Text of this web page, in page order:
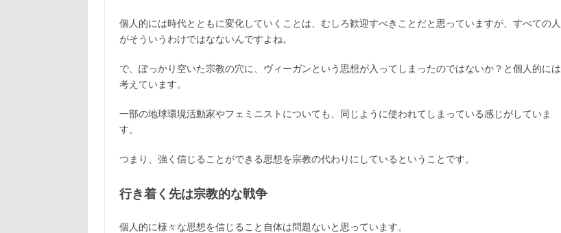
個人的には時代とともに変化していくことは、むしろ歓迎すべきことだと思っていますが、すべての人
がそういうわけではなないんですよね。
で、ぽっかり空いた宗教の穴に、ヴィーガンという思想が入ってしまったのではないか？と個人的には
考えています。
一部の地球環境活動家やフェミニストについても、同じように使われてしまっている感じがしていま
す。
つまり、強く信じることができる思想を宗教の代わりにしているということです。
行き着く先は宗教的な戦争
個人的に様々な思想を信じること自体は問題ないと思っています。